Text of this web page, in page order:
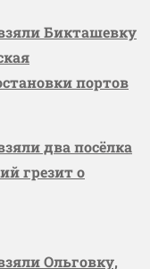
Бикташевку
портов
два посёлка
грезит о
Ольговку,